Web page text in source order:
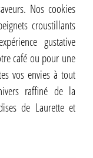
Nos cookies
croustillants
gustative
café ou pour une
vos envies à tout
raffiné de la
de Laurette et